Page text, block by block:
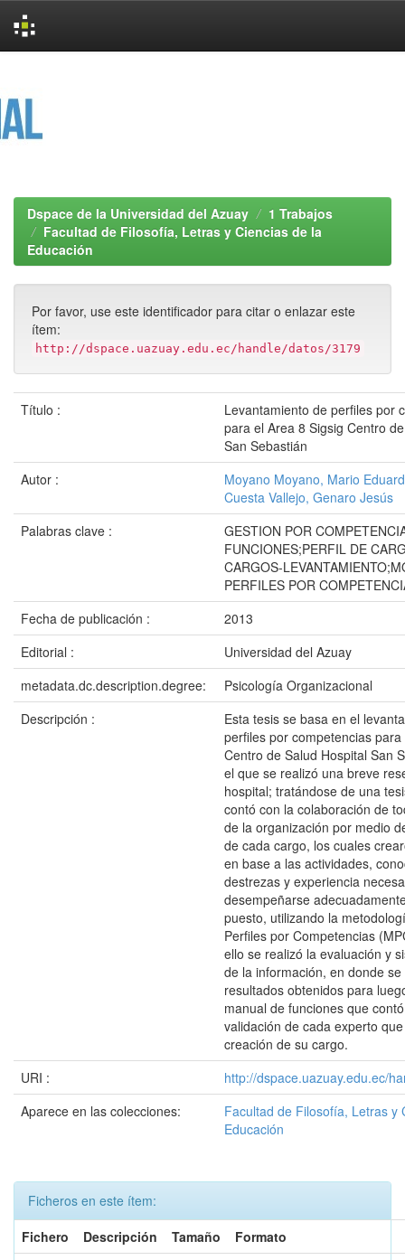
Dspace de la Universidad del Azuay
1 Trabajos
Facultad de Filosofía, Letras y Ciencias de la
Educación
Por favor, use este identificador para citar o enlazar este
ítem:
http://dspace.uazuay.edu.ec/handle/datos/3179
Título :
Levantamiento de perfiles por
para el Area 8 Sigsig Centro
San Sebastián
Autor :
Moyano Moyano, Mario
Cuesta Vallejo, Genaro Jesús
Palabras clave :
GESTION POR
FUNCIONES;PERFIL DE
CARGOS-
PERFILES POR
Fecha de publicación :
2013
Editorial :
Universidad del Azuay
metadata.dc.description.degree:
Psicología Organizacional
Descripción :
Esta tesis se basa en el
perfiles por competencias
Centro de Salud Hospital San
el que se realizó una breve
hospital; tratándose de una
contó con la colaboración de
de la organización por medio
de cada cargo, los cuales
en base a las actividades,
destrezas y experiencia
desempeñarse
puesto, utilizando la
Perfiles por Competencias
ello se realizó la evaluación y
de la información, en donde
resultados obtenidos para
manual de funciones que
validación de cada experto
creación de su cargo.
URI :
http://dspace.uazuay.edu.ec/
Aparece en las colecciones:
Facultad de Filosofía, Letras y
Educación
Ficheros en este ítem:
Fichero
Descripción Tamaño
Formato